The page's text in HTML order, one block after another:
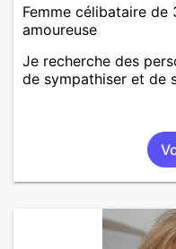
Femme célibataire
amoureuse
Je recherche des
de sympathiser et de